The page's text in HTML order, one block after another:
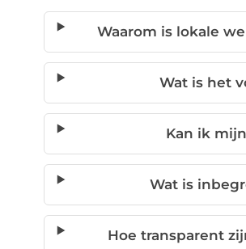
Waarom is lokale
Wat is het
Kan ik
Wat is
Hoe transparent